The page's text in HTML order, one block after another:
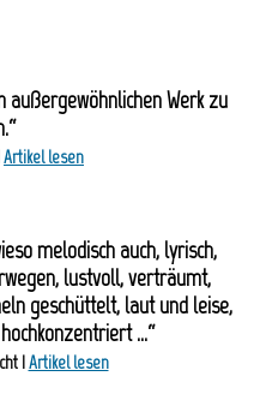
Werk zu
Artikel lesen
melodisch auch, lyrisch,
lustvoll, verträumt,
geschüttelt, laut und leise,
…“
| Artikel lesen